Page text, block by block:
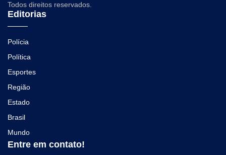
Todos direitos reservados.
Editorias
Polícia
Política
Esportes
Região
Estado
Brasil
Mundo
Entre em contato!